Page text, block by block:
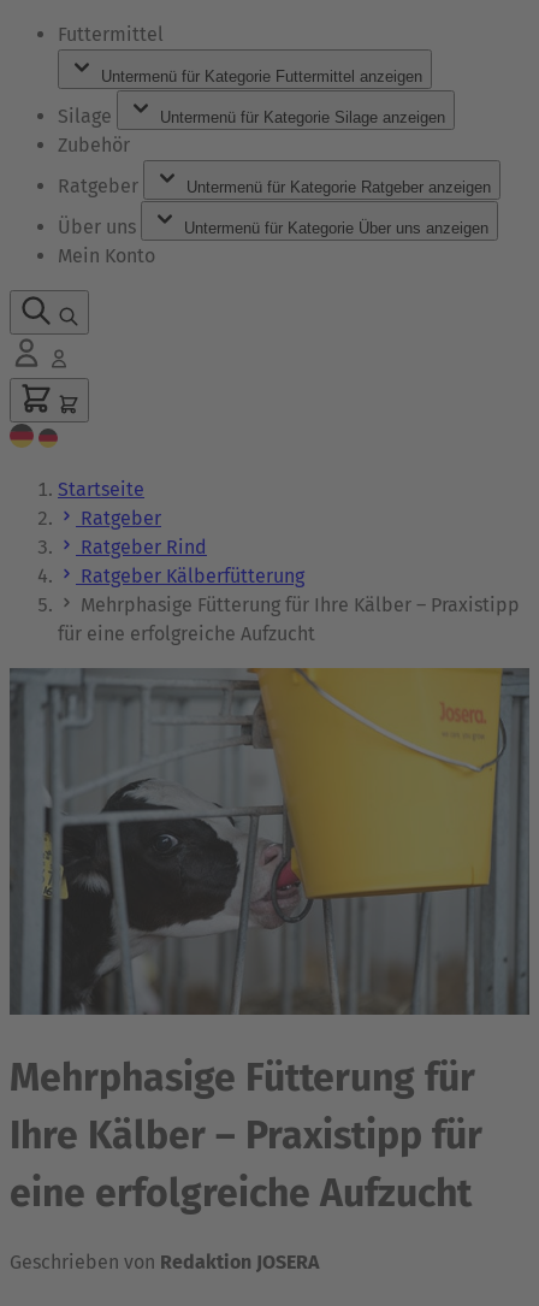
Futtermittel
Untermenü für Kategorie Futtermittel anzeigen
Silage Untermenü für Kategorie Silage anzeigen
Zubehör
Ratgeber
Untermenü für Kategorie Ratgeber anzeigen
Über uns Untermenü für Kategorie Über uns anzeigen
Mein Konto
Startseite
Ratgeber
Ratgeber Rind
Ratgeber Kälberfütterung
Mehrphasige Fütterung für Ihre Kälber – Praxistipp
für eine erfolgreiche Aufzucht
Mehrphasige Fütterung für
Ihre Kälber – Praxistipp für
eine erfolgreiche Aufzucht
Geschrieben von Redaktion JOSERA